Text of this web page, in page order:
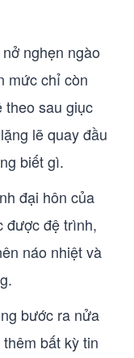
nghẹn ngào
mức chỉ còn
theo sau giục
lẽ quay đầu
biết gì.
đại hôn của
được đệ trình,
náo nhiệt và
bước ra nửa
bất kỳ tin